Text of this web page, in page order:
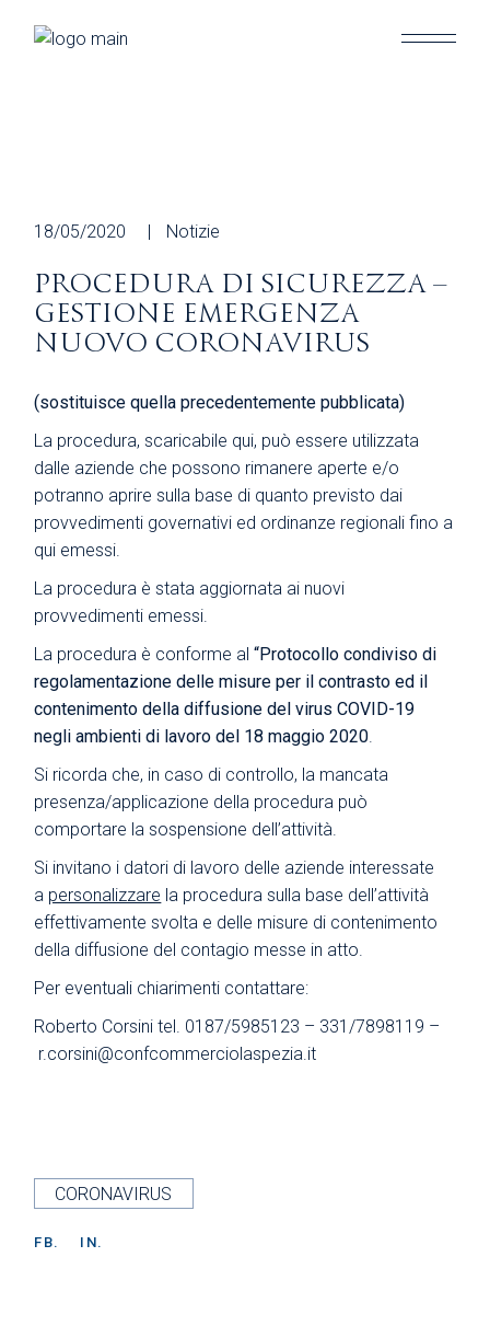
18/05/2020 Notizie
PROCEDURA DI SICUREZZA –
GESTIONE EMERGENZA
NUOVO CORONAVIRUS
(sostituisce quella precedentemente pubblicata)
La procedura, scaricabile qui, può essere utilizzata
dalle aziende che possono rimanere aperte e/o
potranno aprire sulla base di quanto previsto dai
provvedimenti governativi ed ordinanze regionali fino a
qui emessi.
La procedura è stata aggiornata ai nuovi
provvedimenti emessi.
La procedura è conforme al“Protocollo condiviso di
regolamentazione delle misure per il contrasto ed il
contenimento della diffusione del virus COVID-19
negli ambienti di lavoro del 18 maggio2020
Si ricorda che, in caso di controllo, la mancata
presenza/applicazione della procedura può
comportare la sospensione dell’attività.
Si invitano i datori di lavoro delle aziende interessate
a personalizzare la procedura sulla base dell’attività
effettivamente svolta e delle misure di contenimento
della diffusione del contagio messe in atto.
Per eventuali chiarimenti contattare:
Roberto Corsini tel. 0187/5985123 – 331/7898119 –
r.corsini@confcommerciolaspezia.it
CORONAVIRUS
FB. IN.